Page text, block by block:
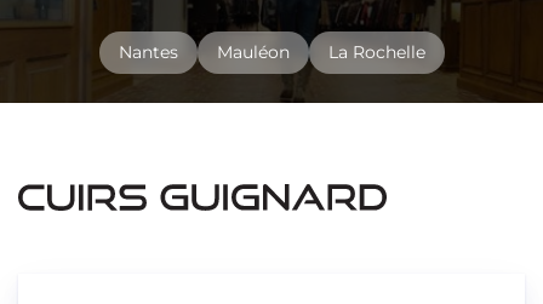
Nantes Mauléon La Rochelle